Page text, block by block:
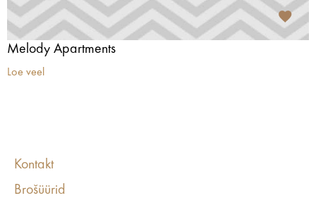
Melody Apartments
Loe veel
Kontakt
Brošüürid